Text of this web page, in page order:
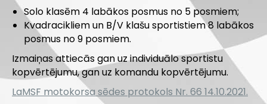
Solo klasēm 4 labākos posmus no 5 posmiem;
Kvadracikliem un B/V klašu sportistiem 8 labākos
posmus no 9 posmiem.
Izmaiņas attiecās gan uz individuālo sportistu
kopvērtējumu, gan uz komandu kopvērtējumu.
LaMSF motokorsa sēdes protokols Nr. 66 14.10.2021.